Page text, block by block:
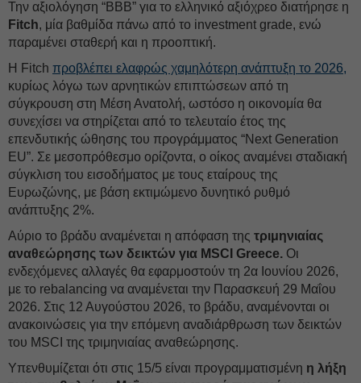
Την αξιολόγηση “BBB” για το ελληνικό αξιόχρεο διατήρησε η
Fitch, μία βαθμίδα πάνω από το investment grade, ενώ
παραμένει σταθερή και η προοπτική.
Η Fitch προβλέπει ελαφρώς χαμηλότερη ανάπτυξη το 2026,
κυρίως λόγω των αρνητικών επιπτώσεων από τη
σύγκρουση στη Μέση Ανατολή, ωστόσο η οικονομία θα
συνεχίσει να στηρίζεται από το τελευταίο έτος της
επενδυτικής ώθησης του προγράμματος “Next Generation
EU”. Σε μεσοπρόθεσμο ορίζοντα, ο οίκος αναμένει σταδιακή
σύγκλιση του εισοδήματος με τους εταίρους της
Ευρωζώνης, με βάση εκτιμώμενο δυνητικό ρυθμό
ανάπτυξης 2%.
Αύριο το βράδυ αναμένεται η απόφαση της τριμηνιαίας
αναθεώρησης των δεικτών για MSCI Greece. Οι
ενδεχόμενες αλλαγές θα εφαρμοστούν τη 2α Ιουνίου 2026,
με το rebalancing να αναμένεται την Παρασκευή 29 Μαΐου
2026. Στις 12 Αυγούστου 2026, το βράδυ, αναμένονται οι
ανακοινώσεις για την επόμενη αναδιάρθρωση των δεικτών
του MSCI της τριμηνιαίας αναθεώρησης.
Υπενθυμίζεται ότι στις 15/5 είναι προγραμματισμένη η λήξη